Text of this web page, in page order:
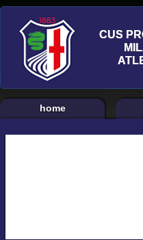
home